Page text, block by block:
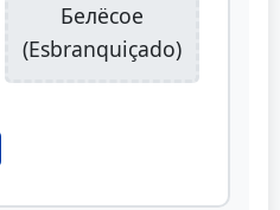
Белёсое
(Esbranquiçado)